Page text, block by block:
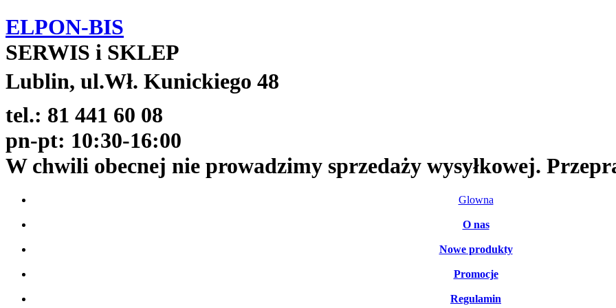
ELPON-BIS
SERWIS i SKLEP
Lublin, ul.Wł. Kunickiego 48
tel.: 81 441 60 08
pn-pt: 10:30-16:00
W chwili obecnej nie prowadzimy sprzedaży wysyłkowej.
Glowna
O nas
Nowe produkty
Promocje
Regulamin